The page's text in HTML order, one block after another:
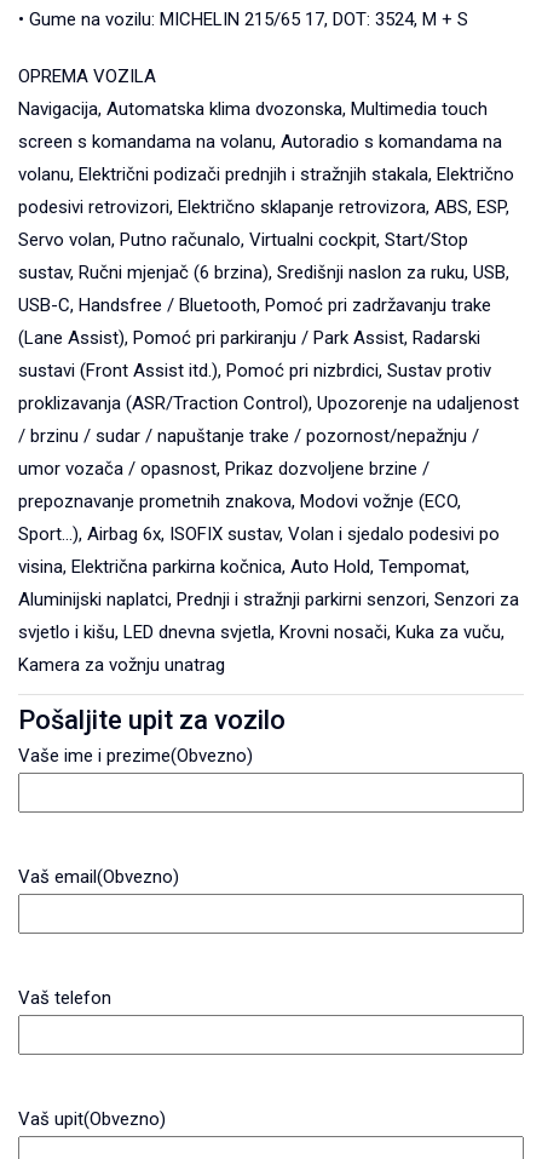
• Gume na vozilu: MICHELIN 215/65 17, DOT: 3524, M + S
OPREMA VOZILA
Navigacija, Automatska klima dvozonska, Multimedia touch
screen s komandama na volanu, Autoradio s komandama na
volanu, Električni podizači prednjih i stražnjih stakala, Električno
podesivi retrovizori, Električno sklapanje retrovizora, ABS, ESP,
Servo volan, Putno računalo, Virtualni cockpit, Start/Stop
sustav, Ručni mjenjač (6 brzina), Središnji naslon za ruku, USB,
USB-C, Handsfree / Bluetooth, Pomoć pri zadržavanju trake
(Lane Assist), Pomoć pri parkiranju / Park Assist, Radarski
sustavi (Front Assist itd.), Pomoć pri nizbrdici, Sustav protiv
proklizavanja (ASR/Traction Control), Upozorenje na udaljenost
/ brzinu / sudar / napuštanje trake / pozornost/nepažnju /
umor vozača / opasnost, Prikaz dozvoljene brzine /
prepoznavanje prometnih znakova, Modovi vožnje (ECO,
Sport...), Airbag 6x, ISOFIX sustav, Volan i sjedalo podesivi po
visina, Električna parkirna kočnica, Auto Hold, Tempomat,
Aluminijski naplatci, Prednji i stražnji parkirni senzori, Senzori za
svjetlo i kišu, LED dnevna svjetla, Krovni nosači, Kuka za vuču,
Kamera za vožnju unatrag
Pošaljite upit za vozilo
Vaše ime i prezime(Obvezno)
Vaš email(Obvezno)
Vaš telefon
Vaš upit(Obvezno)